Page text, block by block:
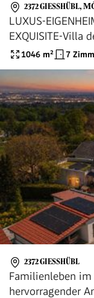
2372 GIESSHÜBL ,
LUXUS-
EXQUISITE-Villa
in Bestlage
FERNBLICK!
1046 m² 7
2372 GIESSHÜBL
Familienleben
hervorragender